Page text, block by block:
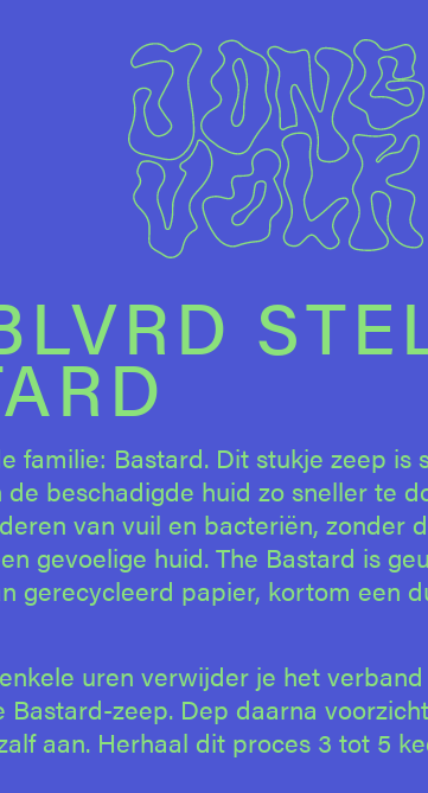
familie: Bastard. Dit stukje zeep is
beschadigde huid zo sneller te
van vuil en bacteriën, zonder
gevoelige huid. The Bastard is
gerecycleerd papier, kortom een
uren verwijder je het
zeep. Dep daarna
aan. Herhaal dit proces 3 tot 5